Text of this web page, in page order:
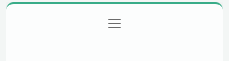
Gizlilik Politikası
menüyü
aç